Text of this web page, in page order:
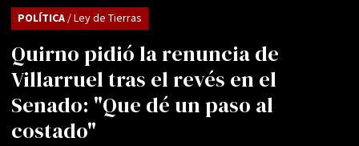
Quirno pidió la renuncia de
Villarruel tras el revés en el
Senado: "Que dé un paso al
costado"
POLÍTICA/ Ley de Tierras